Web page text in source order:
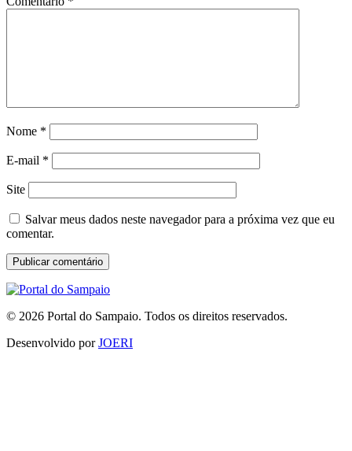
Nome *
E-mail *
Site
Salvar meus dados neste navegador para a próxima vez que eu
comentar.
© 2026 Portal do Sampaio. Todos os direitos reservados.
Desenvolvido porJOERI